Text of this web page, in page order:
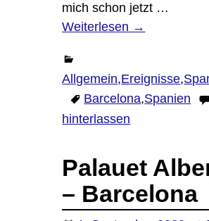
mich schon jetzt …
Weiterlesen →
Allgemein,Ereignisse,
Barcelona,Spanien
hinterlassen
Palauet
– Barcelona